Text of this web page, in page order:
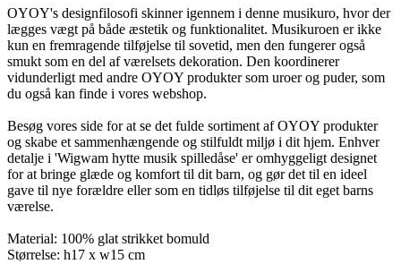
OYOY's designfilosofi skinner igennem i denne musikuro, hvor der
lægges vægt på både æstetik og funktionalitet. Musikuroen er ikke
kun en fremragende tilføjelse til sovetid, men den fungerer også
smukt som en del af værelsets dekoration. Den koordinerer
vidunderligt med andre OYOY produkter som uroer og puder, som
du også kan finde i vores webshop.
Besøg vores side for at se det fulde sortiment af OYOY produkter
og skabe et sammenhængende og stilfuldt miljø i dit hjem. Enhver
detalje i 'Wigwam hytte musik spilledåse' er omhyggeligt designet
for at bringe glæde og komfort til dit barn, og gør det til en ideel
gave til nye forældre eller som en tidløs tilføjelse til dit eget barns
værelse.
Material: 100% glat strikket bomuld
Størrelse: h17 x w15 cm